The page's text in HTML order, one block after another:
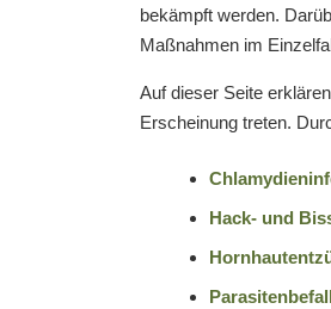
bekämpft werden.
Maßnahmen im
Auf dieser Seite
Erscheinung treten.
Hack- und